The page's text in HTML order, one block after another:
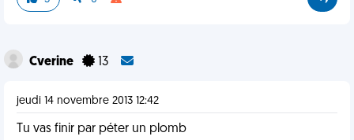
Cverine 13
jeudi 14 novembre 2013 12:42
Tu vas finir par péter un plomb